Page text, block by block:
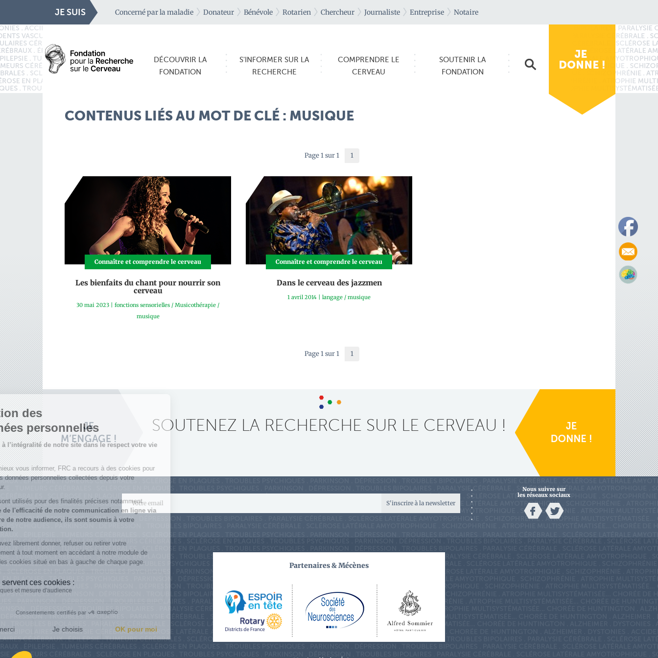
JE SUIS Concerné par la maladie Donateur Bénévole Rotarien Chercheur Journaliste Entreprise Notaire
DÉCOUVRIR LA
FONDATION
S'INFORMER SUR LA
RECHERCHE
COMPRENDRE LE
CERVEAU
SOUTENIR LA
FONDATION
CONTENUS LIÉS AU MOT DE CLÉ : MUSIQUE
Page 1 sur 1 1
Connaître et comprendre le cerveau
Les bienfaits du chant pour nourrir son
cerveau
30 mai 2023 fonctions sensorielles / Musicothérapie /
musique
Connaître et comprendre le cerveau
Dans le cerveau des jazzmen
1 avril 2014 langage / musique
Page 1 sur 1 1
SOUTENEZ LA RECHERCHE SUR LE CERVEAU !
S'inscrire à la newsletter
Nous suivre sur
les réseaux sociaux
Partenaires & Mécènes